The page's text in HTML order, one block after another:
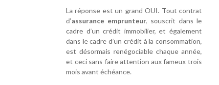
La réponse est un grand OUI. Tout contrat
d’assurance emprunteur, souscrit dans le
cadre d’un crédit immobilier, et également
dans le cadre d’un crédit à la consommation,
est désormais renégociable chaque année,
et ceci sans faire attention aux fameux trois
mois avant échéance.